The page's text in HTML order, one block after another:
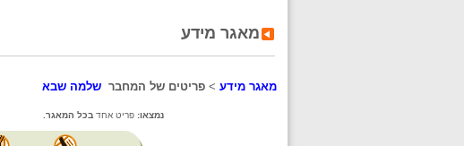
מאגר מידע
מאגר מידע > פריטים של המחבר שלמה שבא
נמצאו: פריט אחד בכל המאגר.